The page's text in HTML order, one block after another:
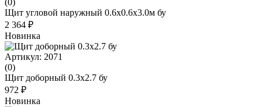
(0)
Щит угловой наружный 0.6x0.6x3.0м бу
2 364 ₽
Новинка
Артикул: 2071
(0)
Щит доборный 0.3x2.7 бу
972 ₽
Новинка